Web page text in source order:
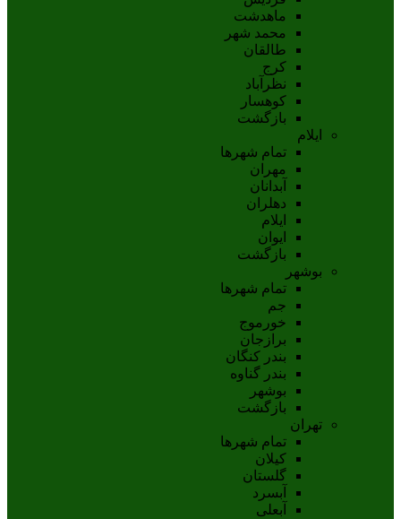
ماهدشت
محمد شهر
طالقان
کرج
نظرآباد
کوهسار
بازگشت
ایلام
تمام شهر‌ها
مهران
آبدانان
دهلران
ايلام
ايوان
بازگشت
بوشهر
تمام شهر‌ها
جم
خورموج
برازجان
بندر کنگان
بندر گناوه
بوشهر
بازگشت
تهران
تمام شهر‌ها
کیلان
گلستان
آبسرد
آبعلی